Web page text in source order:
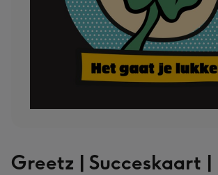
Greetz | Succeskaart